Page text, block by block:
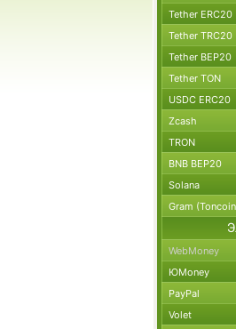
Tether ERC20
Tether TRC20
Tether BEP20
Tether TON
USDC ERC20
Zcash
TRON
BNB BEP20
Solana
Gram
WebMoney
ЮMoney
PayPal
Volet